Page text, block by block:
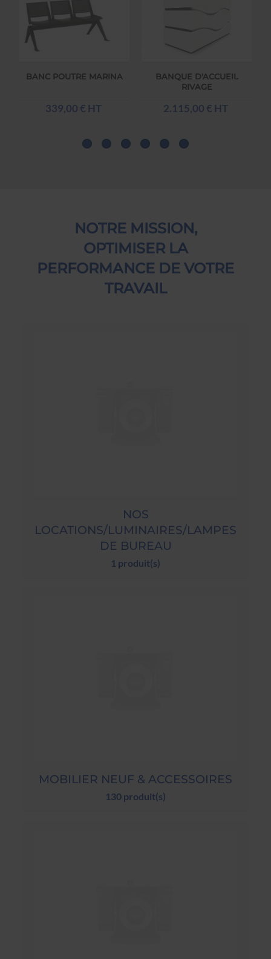
BANC POUTRE MARINA
339,00 € HT
BANQUE D'ACCUEIL
RIVAGE
2.115,00 € HT
NOTRE MISSION,
OPTIMISER LA
PERFORMANCE DE VOTRE
TRAVAIL
NOS
LOCATIONS/LUMINAIRES/LAMPES
DE BUREAU
1 produit(s)
MOBILIER NEUF & ACCESSOIRES
130 produit(s)